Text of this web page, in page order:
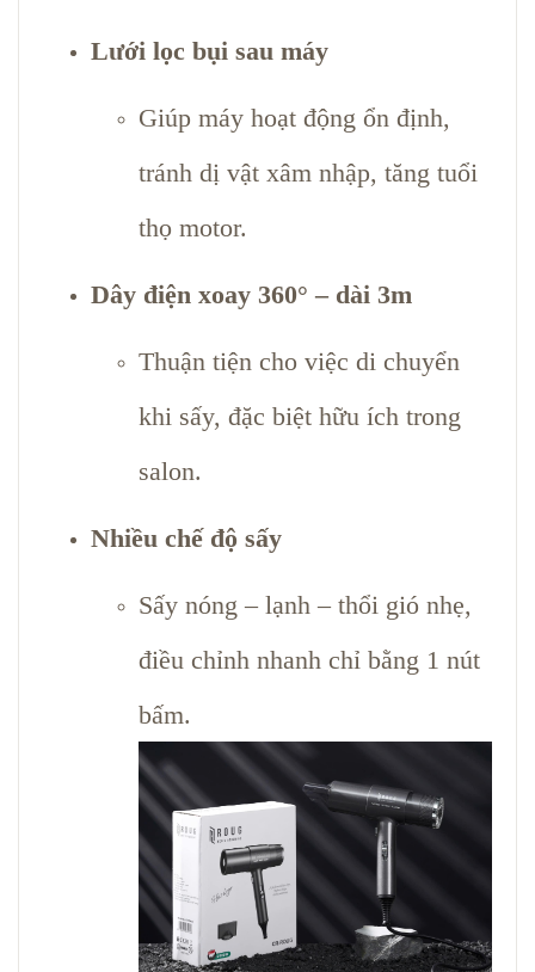
Lưới lọc bụi sau máy
Giúp máy hoạt động ổn định,
tránh dị vật xâm nhập, tăng tuổi
thọ motor.
Dây điện xoay 360° – dài 3m
Thuận tiện cho việc di chuyển
khi sấy, đặc biệt hữu ích trong
salon.
Nhiều chế độ sấy
Sấy nóng – lạnh – thổi gió nhẹ,
điều chỉnh nhanh chỉ bằng 1 nút
bấm.